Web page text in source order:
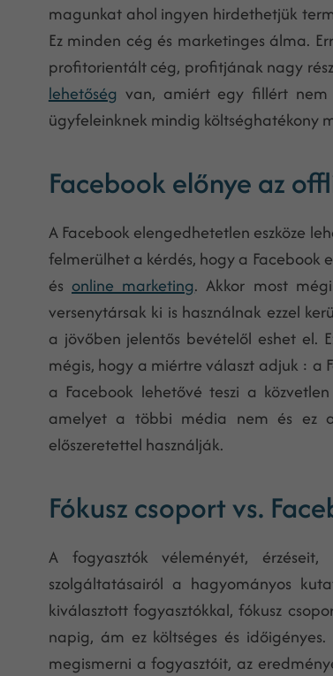
magunkat ahol ingyen hirdethetjük
Ez minden cég és marketinges álma.
profitorientált cég, profitjának nagy
lehetőség van, amiért egy fillért nem
ügyfeleinknek mindig költséghatékony
Facebook előnye az
A Facebook elengedhetetlen eszköze
felmerülhet a kérdés, hogy a Facebook
és online marketing. Akkor most
versenytársak ki is használnak ezzel
a jövőben jelentős bevételől eshet el.
mégis, hogy a miértre választ adjuk : a
a Facebook lehetővé teszi a
amelyet a többi média nem és ez
előszeretettel használják.
Fókusz csoport vs.
A fogyasztók véleményét,
szolgáltatásairól a hagyományos
kiválasztott fogyasztókkal, fókusz
napig, ám ez költséges és időigényes.
megismerni a fogyasztóit, az